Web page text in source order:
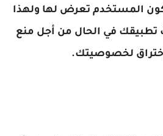
المستخدم تعرض لها ولهذا
في الحال من أجل منع
لخصوصيتك.